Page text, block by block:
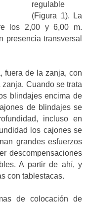
regulable
(Figura 1). La
los 2,00 y 6,00 m.
presencia transversal
fuera de la zanja, con
Cuando se trata
blindajes encima de
de blindajes se
incluso en
los cajones se
grandes esfuerzos
descompensaciones
A partir de ahí, y
con tablestacas.
de colocación de